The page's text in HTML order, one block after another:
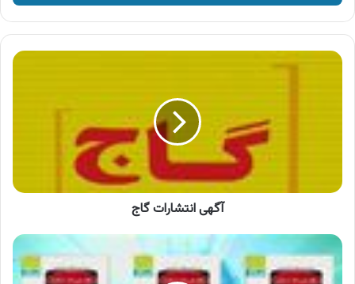
وارد
کنید
آگهی
آگهی انتشارات گاج
آگهی
انتشارات
گاج